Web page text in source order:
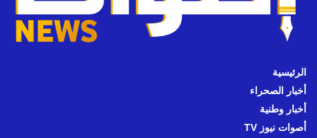
الرئيسية
أخبار الصحراء
أخبار وطنية
أصوات نيوز TV